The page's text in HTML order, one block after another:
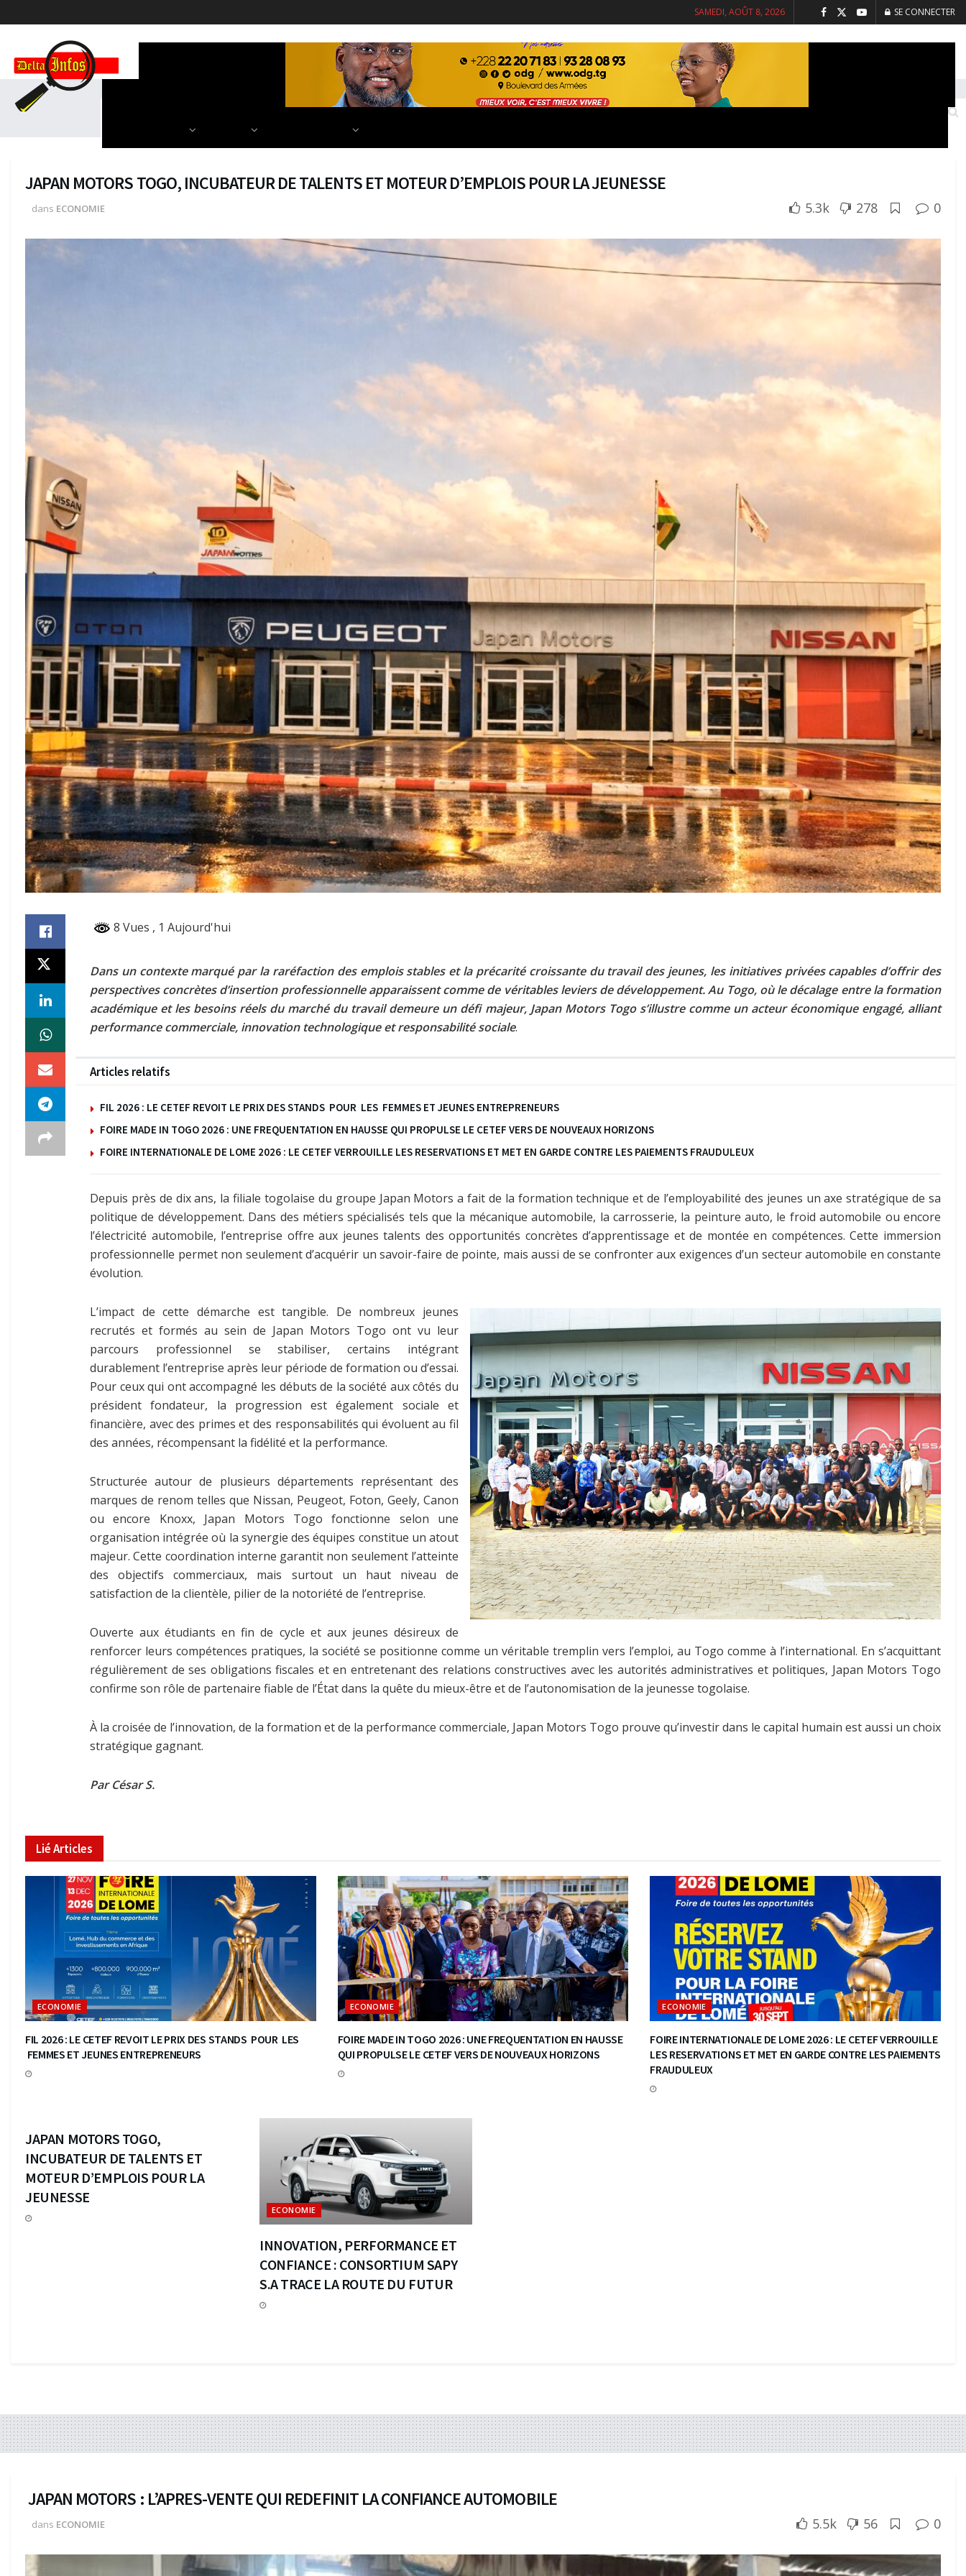
SAMEDI, AOÛT 8, 2026 SE CONNECTER
ECONOMIE FINANCE DÉVELOPPEMENT EDUCATION INTERVIEWS SANTE
JAPAN MOTORS TOGO, INCUBATEUR DE TALENTS ET MOTEUR D’EMPLOIS POUR LA JEUNESSE
dans ECONOMIE 5.3k 278 0
8 Vues , 1 Aujourd'hui
Dans un contexte marqué par la raréfaction des emplois stables et la précarité croissante du travail des jeunes, les initiatives privées capables d’offrir des
perspectives concrètes d’insertion professionnelle apparaissent comme de véritables leviers de développement. Au Togo, où le décalage entre la formation
académique et les besoins réels du marché du travail demeure un défi majeur, Japan Motors Togo s’illustre comme un acteur économique engagé, alliant
performance commerciale, innovation technologique et responsabilité sociale.
Articles relatifs
FIL 2026 : LE CETEF REVOIT LE PRIX DES STANDS POUR LES FEMMES ET JEUNES ENTREPRENEURS
FOIRE MADE IN TOGO 2026 : UNE FREQUENTATION EN HAUSSE QUI PROPULSE LE CETEF VERS DE NOUVEAUX HORIZONS
FOIRE INTERNATIONALE DE LOME 2026 : LE CETEF VERROUILLE LES RESERVATIONS ET MET EN GARDE CONTRE LES PAIEMENTS FRAUDULEUX
Depuis près de dix ans, la filiale togolaise du groupe Japan Motors a fait de la formation technique et de l’employabilité des jeunes un axe stratégique de sa
politique de développement. Dans des métiers spécialisés tels que la mécanique automobile, la carrosserie, la peinture auto, le froid automobile ou encore
l’électricité automobile, l’entreprise offre aux jeunes talents des opportunités concrètes d’apprentissage et de montée en compétences. Cette immersion
professionnelle permet non seulement d’acquérir un savoir-faire de pointe, mais aussi de se confronter aux exigences d’un secteur automobile en constante
évolution.
L’impact de cette démarche est tangible. De nombreux jeunes
recrutés et formés au sein de Japan Motors Togo ont vu leur
parcours professionnel se stabiliser, certains intégrant
durablement l’entreprise après leur période de formation ou d’essai.
Pour ceux qui ont accompagné les débuts de la société aux côtés du
président fondateur, la progression est également sociale et
financière, avec des primes et des responsabilités qui évoluent au fil
des années, récompensant la fidélité et la performance.
Structurée autour de plusieurs départements représentant des
marques de renom telles que Nissan, Peugeot, Foton, Geely, Canon
ou encore Knoxx, Japan Motors Togo fonctionne selon une
organisation intégrée où la synergie des équipes constitue un atout
majeur. Cette coordination interne garantit non seulement l’atteinte
des objectifs commerciaux, mais surtout un haut niveau de
satisfaction de la clientèle, pilier de la notoriété de l’entreprise.
Ouverte aux étudiants en fin de cycle et aux jeunes désireux de
renforcer leurs compétences pratiques, la société se positionne comme un véritable tremplin vers l’emploi, au Togo comme à l’international. En s’acquittant
régulièrement de ses obligations fiscales et en entretenant des relations constructives avec les autorités administratives et politiques, Japan Motors Togo
confirme son rôle de partenaire fiable de l’État dans la quête du mieux-être et de l’autonomisation de la jeunesse togolaise.
À la croisée de l’innovation, de la formation et de la performance commerciale, Japan Motors Togo prouve qu’investir dans le capital humain est aussi un choix
stratégique gagnant.
Par César S.
LiéArticles
ECONOMIE
FIL 2026 : LE CETEF REVOIT LE PRIX DES STANDS POUR LES
FEMMES ET JEUNES ENTREPRENEURS
ECONOMIE
FOIRE MADE IN TOGO 2026 : UNE FREQUENTATION EN HAUSSE
QUI PROPULSE LE CETEF VERS DE NOUVEAUX HORIZONS
ECONOMIE
FOIRE INTERNATIONALE DE LOME 2026 : LE CETEF VERROUILLE
LES RESERVATIONS ET MET EN GARDE CONTRE LES PAIEMENTS
FRAUDULEUX
JAPAN MOTORS TOGO,
INCUBATEUR DE TALENTS ET
MOTEUR D’EMPLOIS POUR LA
JEUNESSE
ECONOMIE
INNOVATION, PERFORMANCE ET
CONFIANCE : CONSORTIUM SAPY
S.A TRACE LA ROUTE DU FUTUR
JAPAN MOTORS : L’APRES-VENTE QUI REDEFINIT LA CONFIANCE AUTOMOBILE
dans ECONOMIE 5.5k 56 0